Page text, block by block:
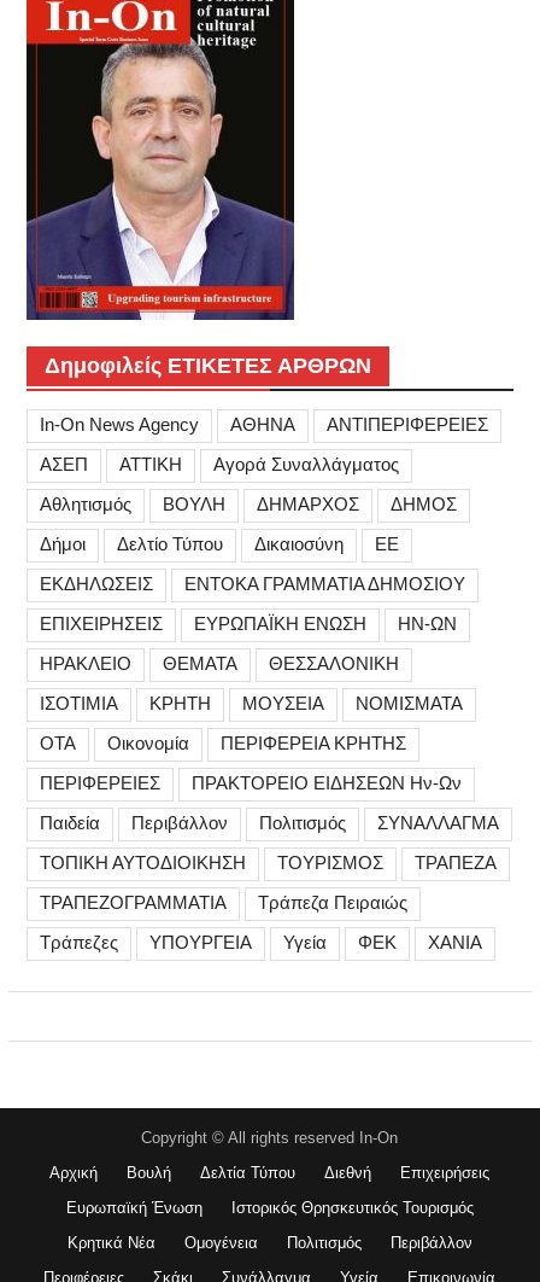
Δημοφιλείς ΕΤΙΚΕΤΕΣ ΑΡΘΡΩΝ
In-On News Agency ΑΘΗΝΑ
ΑΝΤΙΠΕΡΙΦΕΡΕΙΕΣ
ΑΣΕΠ
ΑΤΤΙΚΗ
Αγορά Συναλλάγματος
Αθλητισμός
ΒΟΥΛΗ ΔΗΜΑΡΧΟΣ
ΔΗΜΟΣ
Δήμοι
Δελτίο Τύπου Δικαιοσύνη
ΕΕ
ΕΚΔΗΛΩΣΕΙΣ
ΕΝΤΟΚΑ ΓΡΑΜΜΑΤΙΑ ΔΗΜΟΣΙΟΥ
ΕΠΙΧΕΙΡΗΣΕΙΣ
ΕΥΡΩΠΑΪΚΗ ΕΝΩΣΗ
ΗΝ-ΩΝ
ΗΡΑΚΛΕΙΟ
ΘΕΜΑΤΑ
ΘΕΣΣΑΛΟΝΙΚΗ
ΙΣΟΤΙΜΙΑ
ΚΡΗΤΗ ΜΟΥΣΕΙΑ
ΝΟΜΙΣΜΑΤΑ
ΟΤΑ
Οικονομία
ΠΕΡΙΦΕΡΕΙΑ ΚΡΗΤΗΣ
ΠΕΡΙΦΕΡΕΙΕΣ
ΠΡΑΚΤΟΡΕΙΟ ΕΙΔΗΣΕΩΝ Ην-Ων
Παιδεία
Περιβάλλον Πολιτισμός
ΣΥΝΑΛΛΑΓΜΑ
ΤΟΠΙΚΗ ΑΥΤΟΔΙΟΙΚΗΣΗ
ΤΟΥΡΙΣΜΟΣ
ΤΡΑΠΕΖΑ
ΤΡΑΠΕΖΟΓΡΑΜΜΑΤΙΑ
Τράπεζα Πειραιώς
Τράπεζες
ΥΠΟΥΡΓΕΙΑ Υγεία ΦΕΚ ΧΑΝΙΑ
Copyright © All rights reserved In-On
Αρχική
Βουλή Δελτία Τύπου Διεθνή
Επιχειρήσεις
Ευρωπαϊκή Ένωση
Ιστορικός Θρησκευτικός Τουρισμός
Κρητικά Νέα
Ομογένεια Πολιτισμός
Περιβάλλον
Περιφέρειες
Σκάκι Συνάλλαγμα Υγεία Επικοινωνία